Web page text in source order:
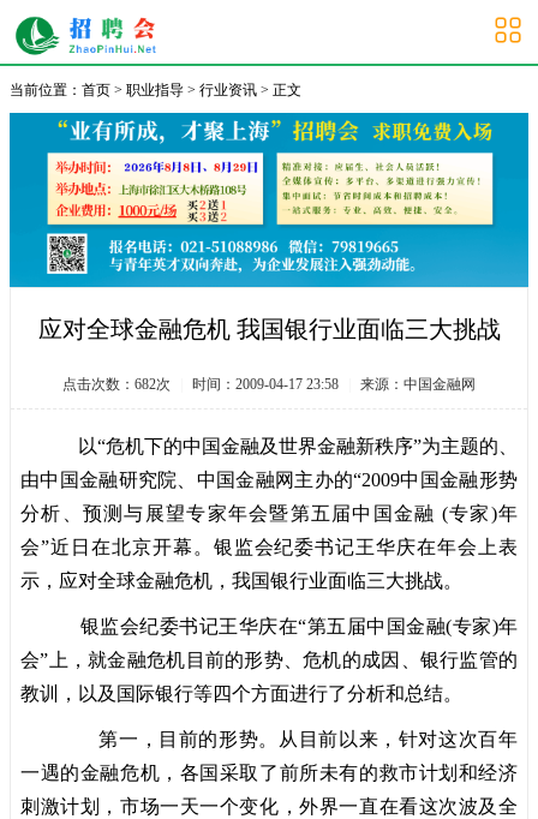
大学生招聘会
当前位置： 首页 > 职业指导 > 行业资讯 > 正文
应对全球金融危机 我国银行业面临三大挑战
点击次数： 682次 时间：2009-04-17 23:58 来源：中国金融网
以“危机下的中国金融及世界金融新秩序”为主题的、
由中国金融研究院、中国金融网主办的“2009中国金融形势
分析、预测与展望专家年会暨第五届中国金融 (专家)年
会”近日在北京开幕。银监会纪委书记王华庆在年会上表
示，应对全球金融危机，我国银行业面临三大挑战。
银监会纪委书记王华庆在“第五届中国金融(专家)年
会”上，就金融危机目前的形势、危机的成因、银行监管的
教训，以及国际银行等四个方面进行了分析和总结。
第一，目前的形势。从目前以来，针对这次百年
一遇的金融危机，各国采取了前所未有的救市计划和经济
刺激计划，市场一天一个变化，外界一直在看这次波及全